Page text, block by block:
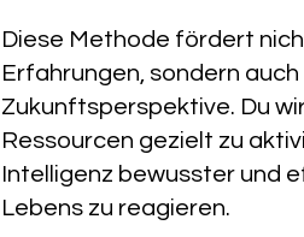
Diese Methode fördert
Erfahrungen, sondern
Zukunftsperspektive. Du
Ressourcen gezielt zu
Intelligenz bewusster und
Lebens zu reagieren.